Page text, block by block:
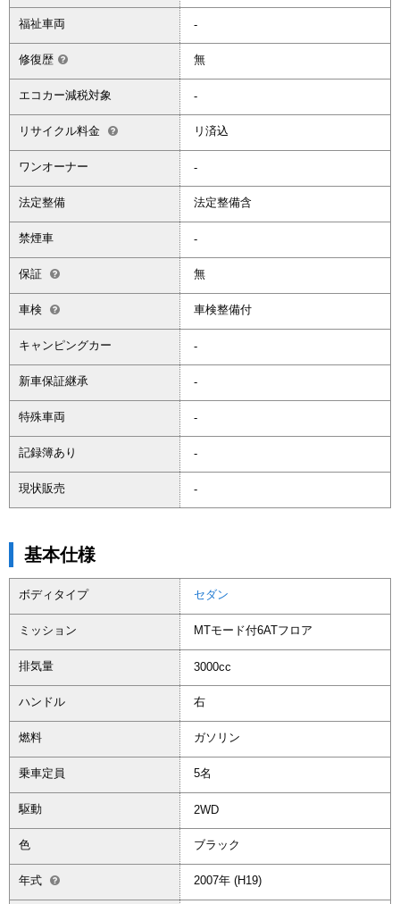
福祉車両 -
修復歴 無
エコカー減税対象 -
リサイクル料金 リ済込
ワンオーナー -
法定整備 法定整備含
禁煙車 -
保証 無
車検 車検整備付
キャンピングカー -
新車保証継承 -
特殊車両 -
記録簿あり -
現状販売 -
基本仕様
ボディタイプ セダン
ミッション MTモード付6ATフロア
排気量 3000cc
ハンドル 右
燃料 ガソリン
乗車定員 5名
駆動 2WD
色 ブラック
年式 2007年 (H19)